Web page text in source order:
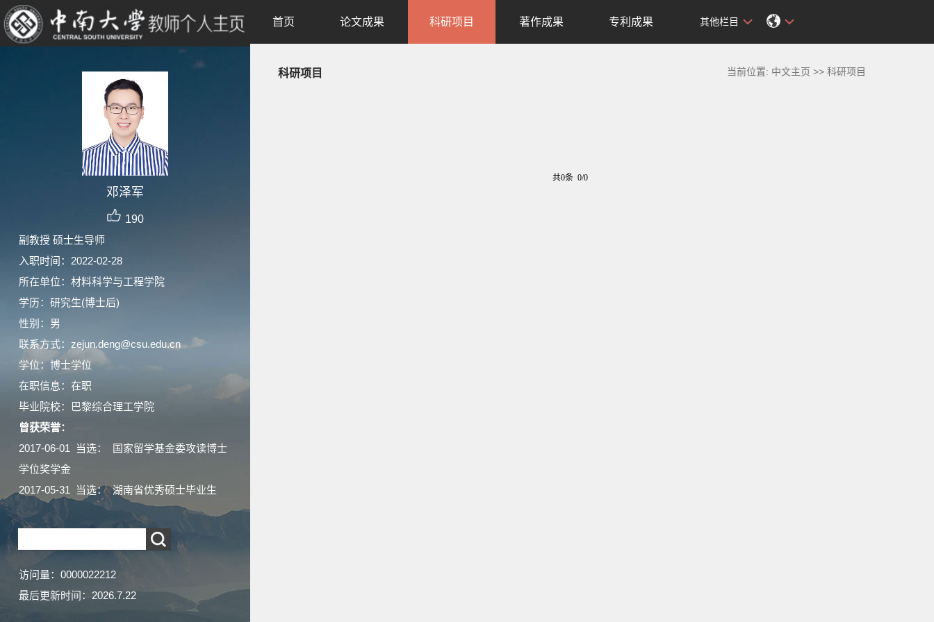
邓泽军
190
副教授 硕士生导师
入职时间：2022-02-28
所在单位：材料科学与工程学院
学历：研究生(博士后)
性别：男
联系方式：zejun.deng@csu.edu.cn
学位：博士学位
在职信息：在职
毕业院校：巴黎综合理工学院
曾获荣誉：
2017-06-01 当选： 国家留学基金委攻读博士
学位奖学金
2017-05-31 当选： 湖南省优秀硕士毕业生
访问量： 0000022212
最后更新时间： 2026.7.22
首页 论文成果 科研项目 著作成果 专利成果 其他栏目
科研项目 当前位置: 中文主页 >>科研项目
共0条 0/0